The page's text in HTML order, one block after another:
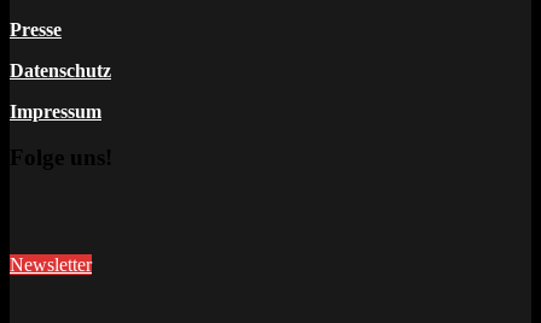
Presse
Datenschutz
Impressum
Folge uns!
Newsletter